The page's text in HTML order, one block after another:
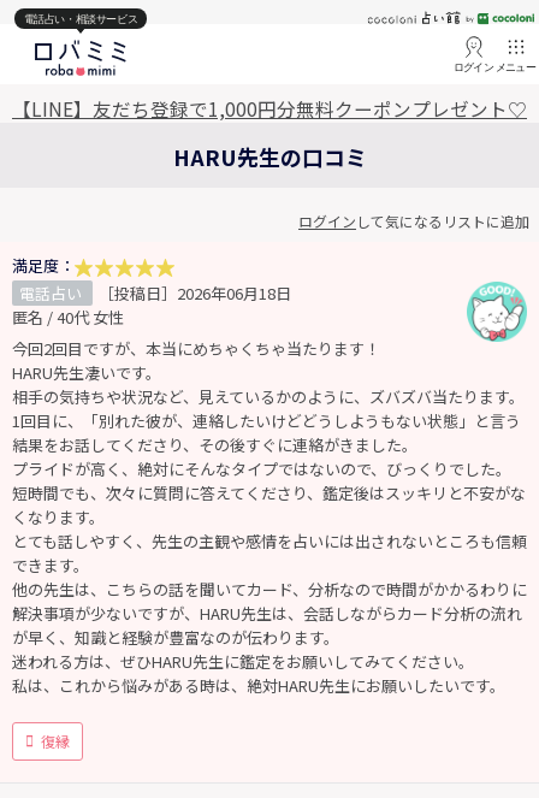
電話占い・相談サービス
ログイン メニュー
【LINE】友だち登録で1,000円分無料クーポンプレゼント♡
HARU先生の口コミ
ログイン して気になるリストに追加
満足度：
電話占い
［投稿日］2026年06月18日
匿名 / 40代 女性
今回2回目ですが、本当にめちゃくちゃ当たります！
HARU先生凄いです。
相手の気持ちや状況など、見えているかのように、ズバズバ当たります。
1回目に、「別れた彼が、連絡したいけどどうしようもない状態」と言う
結果をお話してくださり、その後すぐに連絡がきました。
プライドが高く、絶対にそんなタイプではないので、びっくりでした。
短時間でも、次々に質問に答えてくださり、鑑定後はスッキリと不安がな
くなります。
とても話しやすく、先生の主観や感情を占いには出されないところも信頼
できます。
他の先生は、こちらの話を聞いてカード、分析なので時間がかかるわりに
解決事項が少ないですが、HARU先生は、会話しながらカード分析の流れ
が早く、知識と経験が豊富なのが伝わります。
迷われる方は、ぜひHARU先生に鑑定をお願いしてみてください。
私は、これから悩みがある時は、絶対HARU先生にお願いしたいです。
復縁